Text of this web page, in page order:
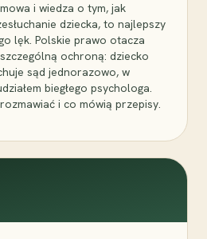
i wiedza o tym, jak
dziecka, to najlepszy
lęk. Polskie prawo otacza
ochroną: dziecko
sąd jednorazowo, w
biegłego psychologa.
i co mówią przepisy.